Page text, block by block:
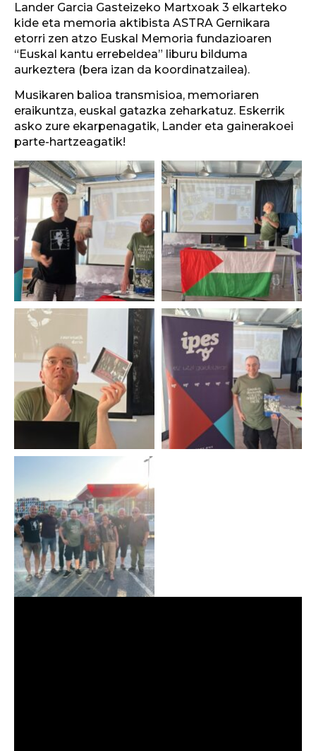
Lander Garcia Gasteizeko Martxoak 3 elkarteko
kide eta memoria aktibista ASTRA Gernikara
etorri zen atzo Euskal Memoria fundazioaren
“Euskal kantu errebeldea” liburu bilduma
aurkeztera (bera izan da koordinatzailea).
Musikaren balioa transmisioa, memoriaren
eraikuntza, euskal gatazka zeharkatuz. Eskerrik
asko zure ekarpenagatik, Lander eta gainerakoei
parte-hartzeagatik!